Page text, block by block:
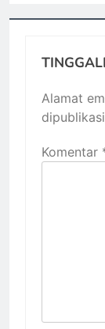
Alamat
Komentar